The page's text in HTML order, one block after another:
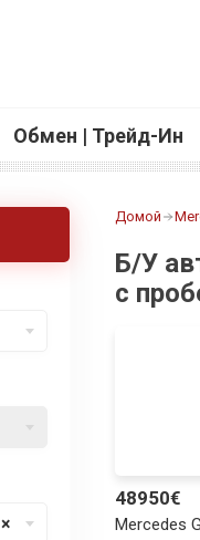
Обмен | Трейд-Ин
×
Домой
Б/У
с
48950€
Mercedes